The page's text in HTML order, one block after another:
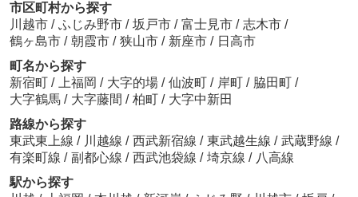
市区町村から探す
川越市 / ふじみ野市 / 坂戸市 / 富士見市 / 志木市 /
鶴ヶ島市 / 朝霞市 / 狭山市 / 新座市 / 日高市
町名から探す
新宿町 / 上福岡 / 大字的場 / 仙波町 / 岸町 / 脇田町 /
大字鶴馬 / 大字藤間 / 柏町 / 大字中新田
路線から探す
東武東上線 / 川越線 / 西武新宿線 / 東武越生線 / 武蔵野線 /
有楽町線 / 副都心線 / 西武池袋線 / 埼京線 / 八高線
駅から探す